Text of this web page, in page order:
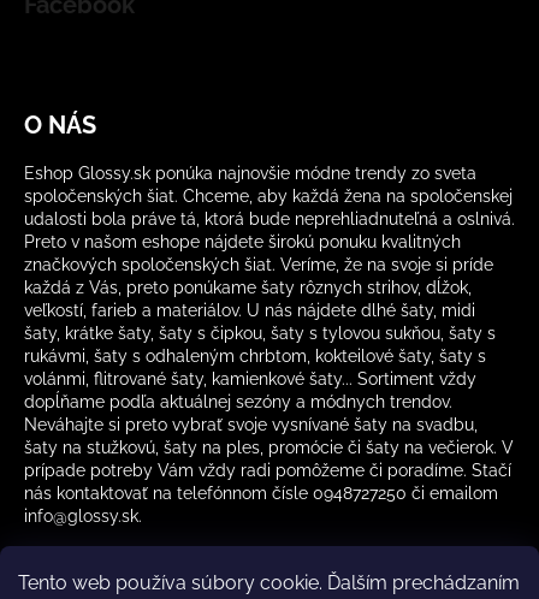
Tento web používa súbory cookie. Ďalším prechádzaním
O NÁS
Eshop Glossy.sk ponúka najnovšie módne trendy zo sveta
spoločenských šiat. Chceme, aby každá žena na spoločenskej
udalosti bola práve tá, ktorá bude neprehliadnuteľná a oslnivá.
Preto v našom eshope nájdete širokú ponuku kvalitných
značkových spoločenských šiat. Veríme, že na svoje si príde
každá z Vás, preto ponúkame šaty rôznych strihov, dĺžok,
veľkostí, farieb a materiálov. U nás nájdete dlhé šaty, midi
šaty, krátke šaty, šaty s čipkou, šaty s tylovou sukňou, šaty s
rukávmi, šaty s odhaleným chrbtom, kokteilové šaty, šaty s
volánmi, flitrované šaty, kamienkové šaty... Sortiment vždy
dopĺňame podľa aktuálnej sezóny a módnych trendov.
Neváhajte si preto vybrať svoje vysnívané šaty na svadbu,
šaty na stužkovú, šaty na ples, promócie či šaty na večierok. V
prípade potreby Vám vždy radi pomôžeme či poradíme. Stačí
nás kontaktovať na telefónnom čísle 0948727250 či emailom
info@glossy.sk.